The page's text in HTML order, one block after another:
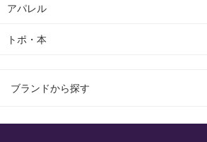
アパレル
トポ・本
ブランドから探す